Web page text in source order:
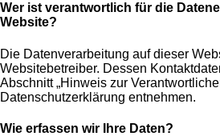
Wer ist verantwortlich für die
Website?
Die Datenverarbeitung auf dieser
Websitebetreiber. Dessen
Abschnitt „Hinweis zur
Datenschutzerklärung entnehmen.
Wie erfassen wir Ihre Daten?